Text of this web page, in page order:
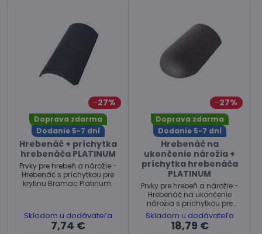
27%
Doprava zdarma
Dodanie 5-7 dní
Hrebenáč + príchytka
hrebenáča PLATINUM
Prvky pre hrebeň a nárožie -
Hrebenáč s príchytkou pre
krytinu Bramac Platinum.
Skladom u dodávateľa
7,74 €
27%
Doprava zdarma
Dodanie 5-7 dní
Hrebenáč na
ukončenie nárožia +
príchytka hrebenáča
PLATINUM
Prvky pre hrebeň a nárožie -
Hrebenáč na ukončenie
nárožia s príchytkou pre
krytinu Bramac Klasik (Star).
Skladom u dodávateľa
18,79 €